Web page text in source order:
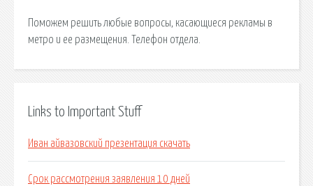
Поможем решить любые вопросы, касающиеся рекламы в
метро и ее размещения. Телефон отдела.
Links to Important Stuff
Иван айвазовский презентация скачать
Срок рассмотрения заявления 10 дней